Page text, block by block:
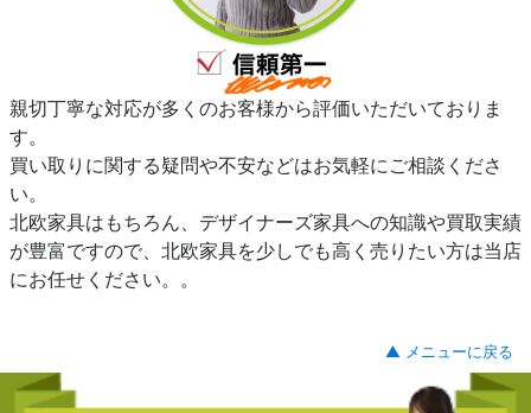
親切丁寧な対応が多くのお客様から評価いただいておりま
す。
買い取りに関する疑問や不安などはお気軽にご相談くださ
い。
北欧家具はもちろん、デザイナーズ家具への知識や買取実績
が豊富ですので、北欧家具を少しでも高く売りたい方は当店
にお任せください。。
▲ メニューに戻る